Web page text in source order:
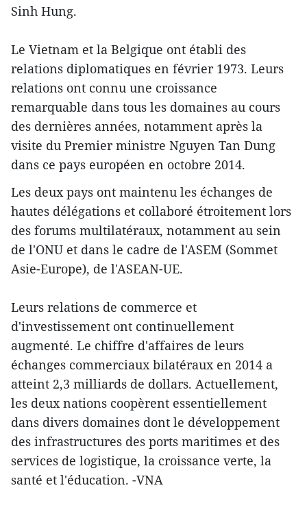
Sinh Hung.
Le Vietnam et la Belgique ont établi des
relations diplomatiques en février 1973. Leurs
relations ont connu une croissance
remarquable dans tous les domaines au cours
des dernières années, notamment après la
visite du Premier ministre Nguyen Tan Dung
dans ce pays européen en octobre 2014.
Les deux pays ont maintenu les échanges de
hautes délégations et collaboré étroitement lors
des forums multilatéraux, notamment au sein
de l'ONU et dans le cadre de l'ASEM (Sommet
Asie-Europe), de l'ASEAN-UE.
Leurs relations ​de commerce et
d'investissement ont continuellement
augmenté. Le chiffre d'affaires de leurs
échanges commerciaux bilatéraux en 2014 a
atteint 2,3 milliards de dollars. Actuellement,
les deux nations coopèrent essentiellement
dans​ divers domaines dont le développement
des infrastructures des ports maritimes et des
services de logistique, la croissance verte, la
santé et l'éducation. -VNA